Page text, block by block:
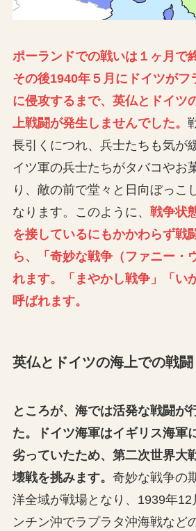
ポーランドでの戦いは１ヶ月で
その後1940年５月にドイツがフ
に侵攻するまで、英仏とドイツ
上戦闘が発生しませんでした。
長引くにつれ、兵士たちも気が
イツ軍の兵士たちがタバコやお
り、敵の前で堂々と日向ぼっこ
なります。このように、 戦争状
を接しているにもかかわらず戦
ら、「奇妙な戦争（ファニー・
れます。「まやかし戦争」「い
呼ばれます。
英仏とドイツの海上での戦闘
ところが、海では活発な戦闘が
た。ドイツ海軍はイギリス海軍
劣っていたため、第二次世界大
壊戦を挑みます。 奇妙な戦争の
洋全域が戦場となり、1939年
ンチン沖でラプラタ沖海戦など